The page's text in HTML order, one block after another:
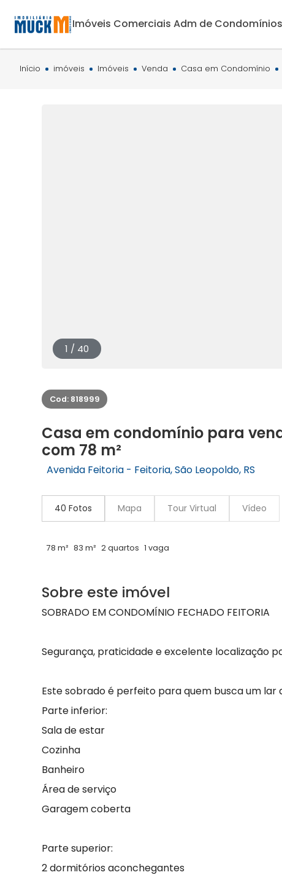
Imóveis Comerciais Adm de Condomínios
Início imóveis Imóveis Venda Casa em Condomínio
1 / 40
Cod: 818999
Casa em condomínio para
com 78 m²
Avenida Feitoria - Feitoria, São Leopoldo, RS
40 Fotos Mapa Tour Virtual Vídeo
78 m² 83 m² 2 quartos 1 vaga
Sobre este imóvel
SOBRADO EM CONDOMÍNIO FECHADO FEITORIA
Segurança, praticidade e excelente localização
Este sobrado é perfeito para quem busca um
Parte inferior:
Sala de estar
Cozinha
Banheiro
Área de serviço
Garagem coberta
Parte superior:
2 dormitórios aconchegantes